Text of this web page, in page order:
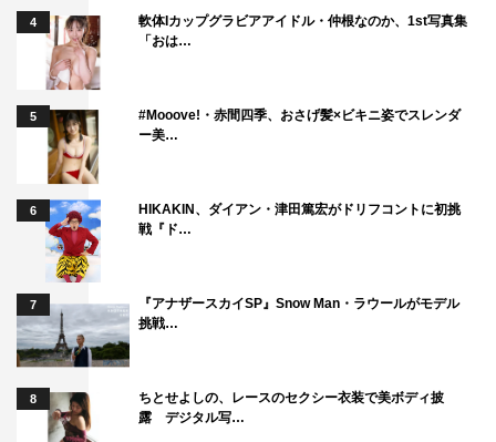
4
軟体Iカップグラビアアイドル・仲根なのか、1st写真集
「おは…
5
#Mooove!・赤間四季、おさげ髪×ビキニ姿でスレンダ
ー美…
6
HIKAKIN、ダイアン・津田篤宏がドリフコントに初挑
戦『ド…
7
『アナザースカイSP』Snow Man・ラウールがモデル
挑戦…
8
ちとせよしの、レースのセクシー衣装で美ボディ披
露 デジタル写…